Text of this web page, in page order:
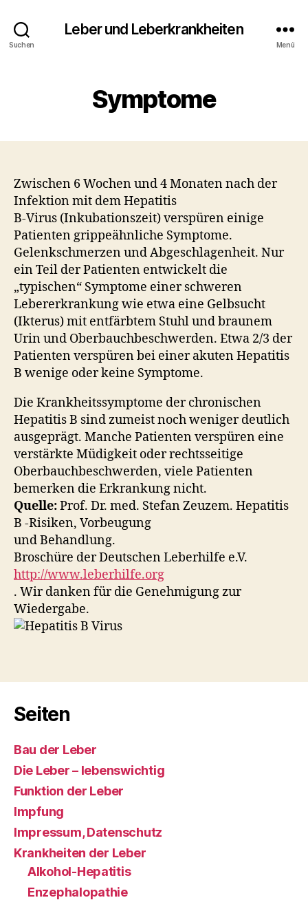
Suchen
Leber und Leberkrankheiten
Menü
Symptome
Zwischen 6 Wochen und 4 Monaten nach der
Infektion mit dem Hepatitis
B-Virus (Inkubationszeit) verspüren einige
Patienten grippeähnliche Symptome.
Gelenkschmerzen und Abgeschlagenheit. Nur
ein Teil der Patienten entwickelt die
„typischen“ Symptome einer schweren
Lebererkrankung wie etwa eine Gelbsucht
(Ikterus) mit entfärbtem Stuhl und braunem
Urin und Oberbauchbeschwerden. Etwa 2/3 der
Patienten verspüren bei einer akuten Hepatitis
B wenige oder keine Symptome.
Die Krankheitssymptome der chronischen
Hepatitis B sind zumeist noch weniger deutlich
ausgeprägt. Manche Patienten verspüren eine
verstärkte Müdigkeit oder rechtsseitige
Oberbauchbeschwerden, viele Patienten
bemerken die Erkrankung nicht.
Quelle:Prof. Dr. med. Stefan Zeuzem. Hepatitis
B -Risiken, Vorbeugung
und Behandlung.
Broschüre der Deutschen Leberhilfe e.V.
http://www.leberhilfe.org
. Wir danken für die Genehmigung zur
Wiedergabe.
Seiten
Bau der Leber
Die Leber – lebenswichtig
Funktion der Leber
Impfung
Impressum, Datenschutz
Krankheiten der Leber
Alkohol-Hepatitis
Enzephalopathie